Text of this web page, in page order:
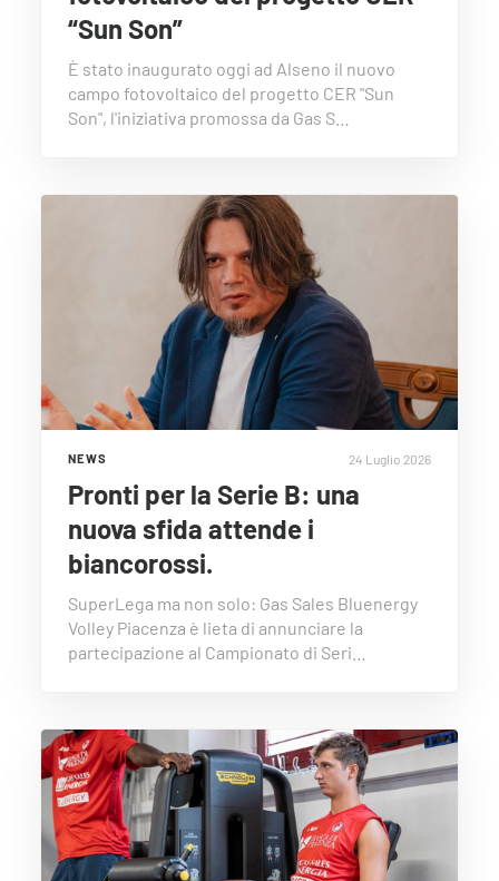
“Sun Son”
È stato inaugurato oggi ad Alseno il nuovo
campo fotovoltaico del progetto CER "Sun
Son", l'iniziativa promossa da Gas S…
NEWS 24 Luglio 2026
Pronti per la Serie B: una
nuova sfida attende i
biancorossi.
SuperLega ma non solo: Gas Sales Bluenergy
Volley Piacenza è lieta di annunciare la
partecipazione al Campionato di Seri…